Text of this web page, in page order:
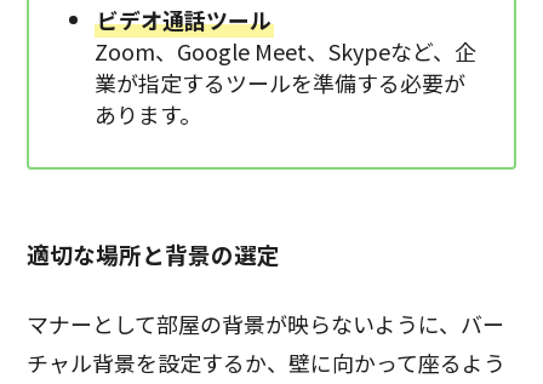
ビデオ通話ツール
Zoom、Google Meet、Skypeなど、企
業が指定するツールを準備する必要が
あります。
適切な場所と背景の選定
マナーとして部屋の背景が映らないように、バー
チャル背景を設定するか、壁に向かって座るよう